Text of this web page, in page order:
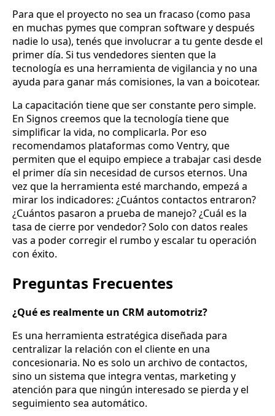
Para que el proyecto no sea un fracaso (como pasa
en muchas pymes que compran software y después
nadie lo usa), tenés que involucrar a tu gente desde el
primer día. Si tus vendedores sienten que la
tecnología es una herramienta de vigilancia y no una
ayuda para ganar más comisiones, la van a boicotear.
La capacitación tiene que ser constante pero simple.
En Signos creemos que la tecnología tiene que
simplificar la vida, no complicarla. Por eso
recomendamos plataformas como Ventry, que
permiten que el equipo empiece a trabajar casi desde
el primer día sin necesidad de cursos eternos. Una
vez que la herramienta esté marchando, empezá a
mirar los indicadores: ¿Cuántos contactos entraron?
¿Cuántos pasaron a prueba de manejo? ¿Cuál es la
tasa de cierre por vendedor? Solo con datos reales
vas a poder corregir el rumbo y escalar tu operación
con éxito.
Preguntas Frecuentes
¿Qué es realmente un CRM automotriz?
Es una herramienta estratégica diseñada para
centralizar la relación con el cliente en una
concesionaria. No es solo un archivo de contactos,
sino un sistema que integra ventas, marketing y
atención para que ningún interesado se pierda y el
seguimiento sea automático.